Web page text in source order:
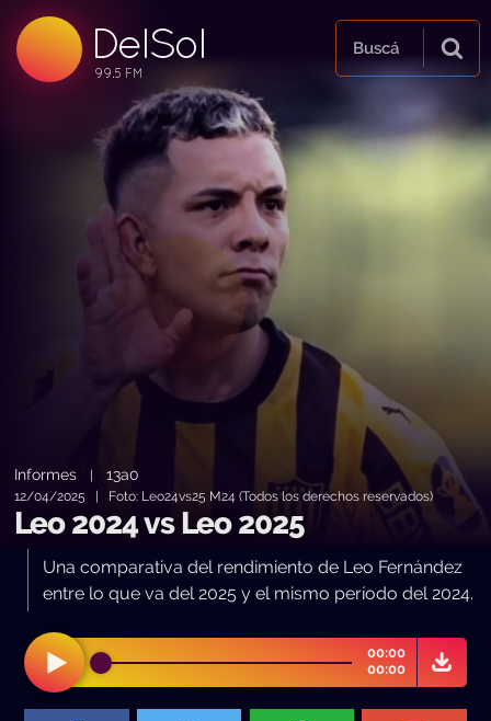
DelSol
99.5 FM
99.5 FM
99.5 FM
Buscá
Informes |13a0
12/04/2025 | Foto: Leo24vs25 M24 (Todos los derechos reservados)
Leo 2024 vs Leo 2025
Una comparativa del rendimiento de Leo Fernández
entre lo que va del 2025 y el mismo período del 2024.
00:00
00:00